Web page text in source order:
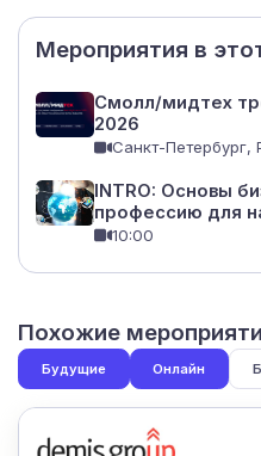
Мероприятия в
Смолл/мидтех
2026
Санкт-Петербург,
INTRO: Основы
профессию для
10:00
Похожие
Будущие Онлайн